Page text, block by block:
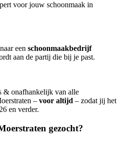
voor jouw schoonmaak in
een schoonmaakbedrijf
aan de partij die bij je past.
& onafhankelijk van alle
– voor altijd – zodat jij het
en verder.
gezocht?